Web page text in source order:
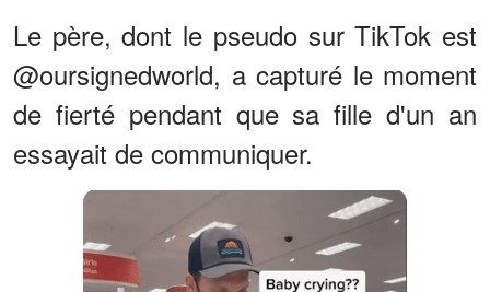
Le père, dont le pseudo sur TikTok est
@oursignedworld, a capturé le moment
de fierté pendant que sa fille d'un an
essayait de communiquer.